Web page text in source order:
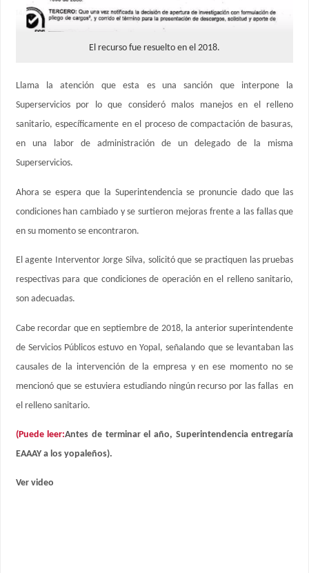
El recurso fue resuelto en el 2018.
Llama la atención que esta es una sanción que interpone la
Superservicios por lo que consideró malos manejos en el relleno
sanitario, específicamente en el proceso de compactación de basuras,
en una labor de administración de un delegado de la misma
Superservicios.
Ahora se espera que la Superintendencia se pronuncie dado que las
condiciones han cambiado y se surtieron mejoras frente a las fallas que
en su momento se encontraron.
El agente Interventor Jorge Silva, solicitó que se practiquen las pruebas
respectivas para que condiciones de operación en el relleno sanitario,
son adecuadas.
Cabe recordar que en septiembre de 2018, la anterior superintendente
de Servicios Públicos estuvo en Yopal, señalando que se levantaban las
causales de la intervención de la empresa y en ese momento no se
mencionó que se estuviera estudiando ningún recurso por las fallas en
el relleno sanitario.
(Puede leer:Antes de terminar el año, Superintendencia entregaría
EAAAY a los yopaleños).
Ver video